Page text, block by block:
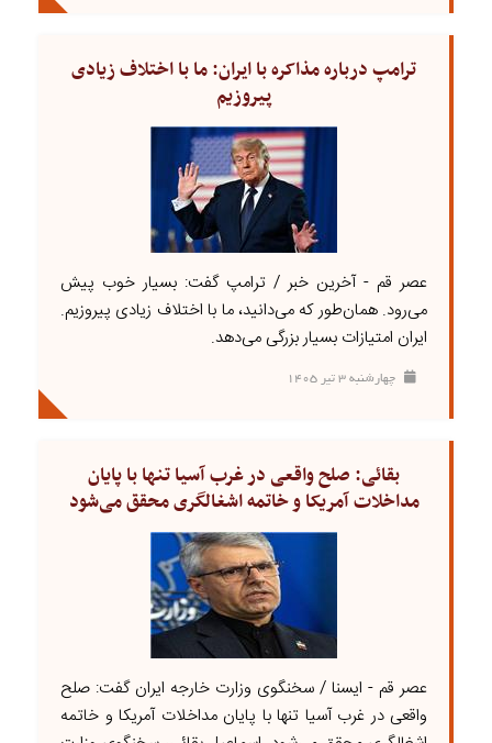
ترامپ درباره مذاکره با ایران: ما با اختلاف زیادی
پیروزیم
عصر قم - آخرین خبر / ترامپ گفت: بسیار خوب پیش
می‌رود. همان‌طور که می‌دانید، ما با اختلاف زیادی پیروزیم.
ایران امتیازات بسیار بزرگی می‌دهد.
چهارشنبه ۳ تير ۱۴۰۵
بقائی: صلح واقعی در غرب آسیا تنها با پایان
مداخلات آمریکا و خاتمه اشغالگری محقق می‌شود
عصر قم - ایسنا / سخنگوی وزارت خارجه ایران گفت: صلح
واقعی در غرب آسیا تنها با پایان مداخلات آمریکا و خاتمه